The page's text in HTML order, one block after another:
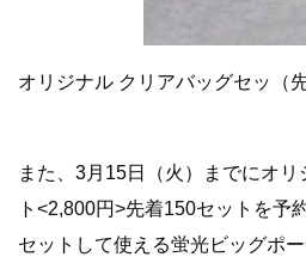
オリジナル クリアバッグセッ（
また、3月15日（火）までにオ
ト<2,800円>先着150セットを予
セットして使える蛍光ビッグポー